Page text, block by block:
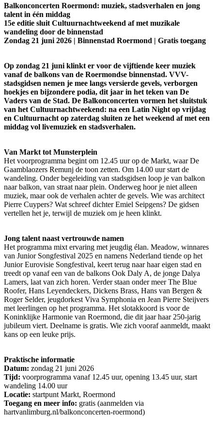
Balkonconcerten Roermond: muziek, stadsverhalen en jong
talent in één middag
15e editie sluit Cultuurnachtweekend af met muzikale
wandeling door de binnenstad
Zondag 21 juni 2026 | Binnenstad Roermond | Gratis toegang
Op zondag 21 juni klinkt er voor de vijftiende keer muziek
vanaf de balkons van de Roermondse binnenstad. VVV-
stadsgidsen nemen je mee langs versierde gevels, verborgen
hoekjes en bijzondere podia, dit jaar in het teken van De
Vaders van de Stad. De Balkonconcerten vormen het sluitstuk
van het Cultuurnachtweekend: na een Latin Night op vrijdag
en Cultuurnacht op zaterdag sluiten ze het weekend af met een
middag vol livemuziek en stadsverhalen.
Van Markt tot Munsterplein
Het voorprogramma begint om 12.45 uur op de Markt, waar De
Gaamblaozers Remunj de toon zetten. Om 14.00 uur start de
wandeling. Onder begeleiding van stadsgidsen loop je van balkon
naar balkon, van straat naar plein. Onderweg hoor je niet alleen
muziek, maar ook de verhalen achter de gevels. Wie was architect
Pierre Cuypers? Wat schreef dichter Emiel Seipgens? De gidsen
vertellen het je, terwijl de muziek om je heen klinkt.
Jong talent naast vertrouwde namen
Het programma mixt ervaring met jeugdig élan. Meadow, winnares
van Junior Songfestival 2025 en namens Nederland tiende op het
Junior Eurovisie Songfestival, keert terug naar haar eigen stad en
treedt op vanaf een van de balkons Ook Daly A, de jonge Dalya
Lamers, laat van zich horen. Verder staan onder meer The Blue
Roofer, Hans Leyendeckers, Dickens Brass, Hans van Bergen &
Roger Selder, jeugdorkest Viva Symphonia en Jean Pierre Steijvers
met leerlingen op het programma. Het slotakkoord is voor de
Koninklijke Harmonie van Roermond, die dit jaar haar 250-jarig
jubileum viert. Deelname is gratis. Wie zich vooraf aanmeldt, maakt
kans op een leuke prijs.
Praktische informatie
Datum: zondag 21 juni 2026
Tijd: voorprogramma vanaf 12.45 uur, opening 13.45 uur, start
wandeling 14.00 uur
Locatie: startpunt Markt, Roermond
Toegang en meer info: gratis (aanmelden via
hartvanlimburg.nl/balkonconcerten-roermond)